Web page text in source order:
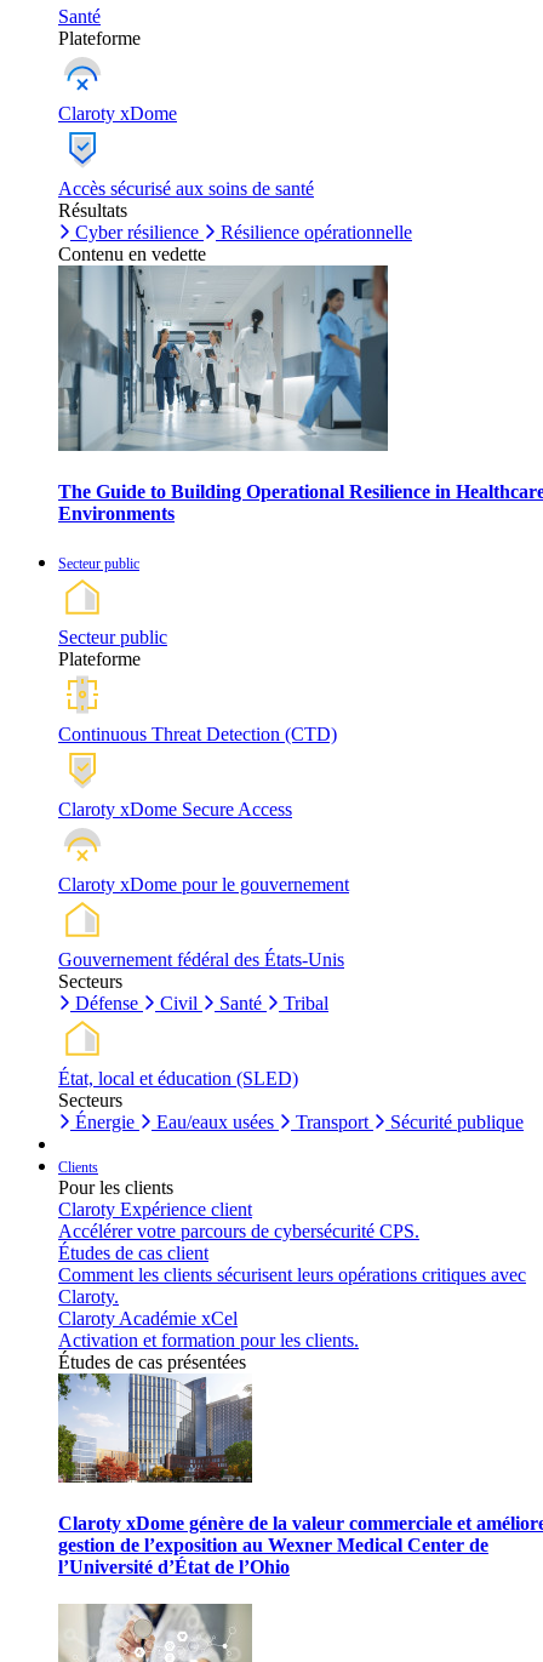
Santé
Plateforme
Claroty xDome
Accès sécurisé aux soins de santé
Résultats
Cyber résilience
Résilience opérationnelle
Contenu en vedette
The Guide to Building Operational Resilience in
Environments
Secteur public
Secteur public
Plateforme
Continuous Threat Detection (CTD)
Claroty xDome Secure Access
Claroty xDome pour le gouvernement
Gouvernement fédéral des États-Unis
Secteurs
Défense
Civil Santé Tribal
État, local et éducation (SLED)
Secteurs
Énergie
Eau/eaux usées Transport Sécurité publique
Clients
Pour les clients
Claroty Expérience client
Accélérer votre parcours de cybersécurité CPS.
Études de cas client
Comment les clients sécurisent leurs opérations critiques avec
Claroty.
Claroty Académie xCel
Activation et formation pour les clients.
Études de cas présentées
Claroty xDome génère de la valeur commerciale et
gestion de l’exposition au Wexner Medical Center de
l’Université d’État de l’Ohio